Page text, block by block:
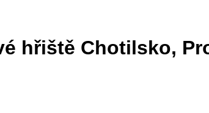
hřiště Chotilsko,